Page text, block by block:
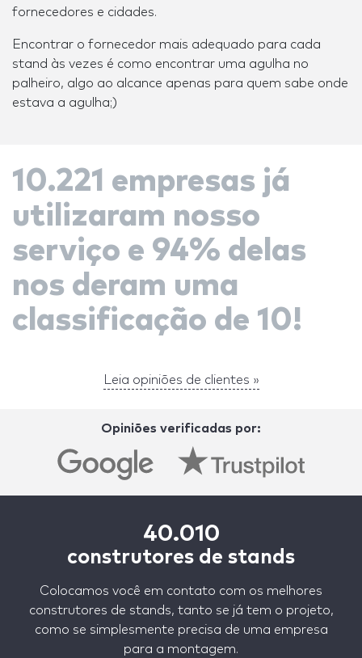
fornecedores e cidades.
Encontrar o fornecedor mais adequado para cada
stand às vezes é como encontrar uma agulha no
palheiro, algo ao alcance apenas para quem sabe onde
estava a agulha;)
10.221 empresas já
utilizaram nosso
serviço e 94% delas
nos deram uma
classificação de 10!
Leia opiniões de clientes »
Opiniões verificadas por:
40.010
construtores de stands
Colocamos você em contato com os melhores
construtores de stands, tanto se já tem o projeto,
como se simplesmente precisa de uma empresa
para a montagem.